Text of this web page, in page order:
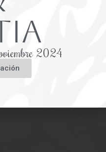
2024